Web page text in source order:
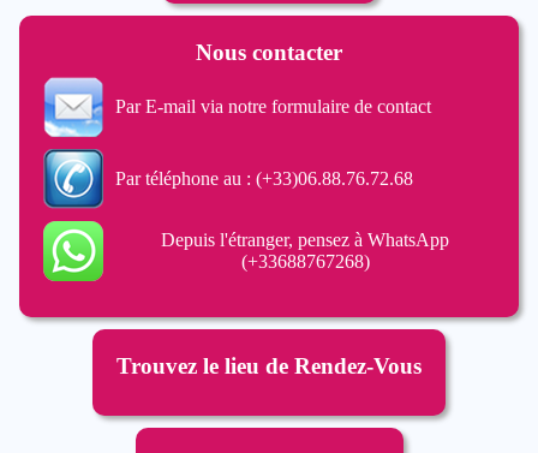
Nous contacter
Par E-mail via notre formulaire de contact
Par téléphone au : (+33)06.88.76.72.68
Depuis l'étranger, pensez à WhatsApp
(+33688767268)
Trouvez le lieu de Rendez-Vous